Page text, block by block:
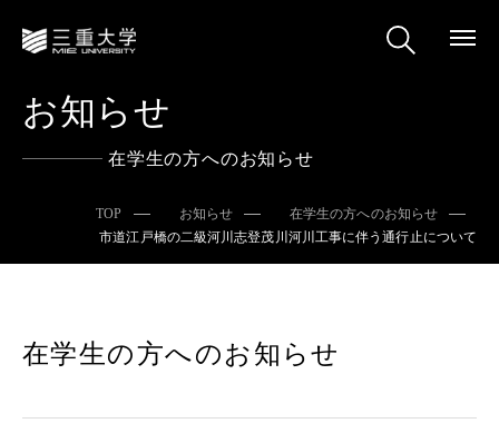
お知らせ
在学生の方へのお知らせ
TOP お知らせ
在学生の方へのお知らせ
市道江戸橋の二級河川志登茂川河川工事に伴う通行止について
在学生の方へのお知らせ